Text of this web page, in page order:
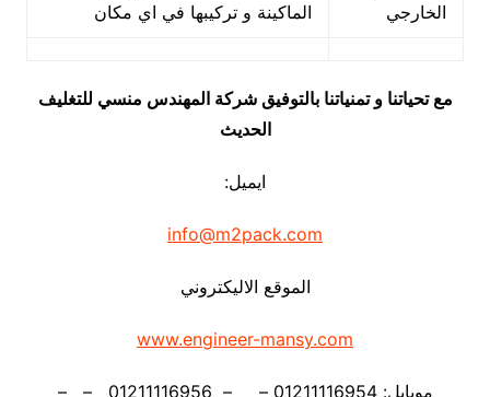
الخارجي
الماكينة و تركيبها في اي مكان
مع تحياتنا و تمنياتنا بالتوفيق شركة المهندس منسي للتغليف
الحديث
ايميل:
info@m2pack.com
الموقع الاليكتروني
www.engineer-mansy.com
موبايل: 01211116954 – – 01211116956 – –